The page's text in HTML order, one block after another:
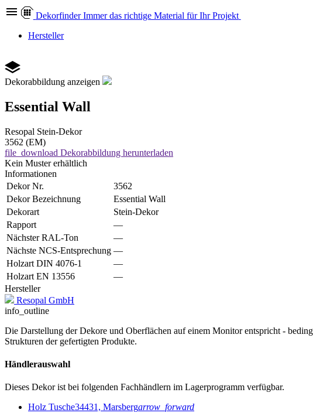
Dekorfinder Immer das richtige Material für Ihr Projekt
Hersteller
Dekorabbildung anzeigen
Essential Wall
Resopal Stein-Dekor
3562 (EM)
file_download Dekorabbildung herunterladen
Kein Muster erhältlich
Informationen
Dekor Nr.
3562
Dekor Bezeichnung
Essential Wall
Dekorart
Stein-Dekor
Rapport
—
Nächster RAL-Ton
—
Nächste NCS-Entsprechung —
Holzart DIN 4076-1
—
Holzart EN 13556
—
Hersteller
Resopal GmbH
info_outline
Die Darstellung der Dekore und Oberflächen auf einem Monitor entspricht -
Strukturen der gefertigten Produkte.
Händlerauswahl
Dieses Dekor ist bei folgenden Fachhändlern im Lagerprogramm verfügbar.
Holz Tusche34431, Marsbergarrow_forward